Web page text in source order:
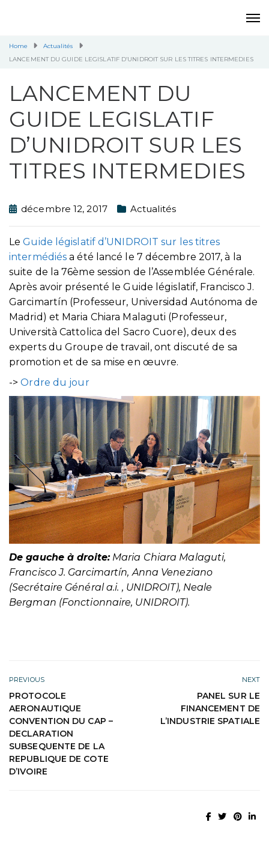
Home
Actualités
LANCEMENT DU GUIDE LEGISLATIF D’UNIDROIT SUR LES TITRES INTERMEDIES
LANCEMENT DU
GUIDE LEGISLATIF
D’UNIDROIT SUR LES
TITRES INTERMEDIES
décembre 12, 2017 Actualités
LeGuide législatif d’UNIDROIT sur les titres
intermédiés a été lancé le 7 décembre 2017, à la
suite de la 76ème session de l’Assemblée Générale.
Après avoir présenté le Guide législatif, Francisco J.
Garcimartín (Professeur, Universidad Autónoma de
Madrid) et Maria Chiara Malaguti (Professeur,
Università Cattolica del Sacro Cuore), deux des
experts du Groupe de travail, ont discuté de sa
promotion et de sa mise en œuvre.
->Ordre du jour
De gauche à droite:Maria Chiara Malaguti,
Francisco J. Garcimartín, Anna Veneziano
(Secrétaire Général a.i. , UNIDROIT), Neale
Bergman (Fonctionnaire, UNIDROIT).
PREVIOUS
PROTOCOLE
AERONAUTIQUE
CONVENTION DU CAP –
DECLARATION
SUBSEQUENTE DE LA
REPUBLIQUE DE COTE
D’IVOIRE
NEXT
PANEL SUR LE
FINANCEMENT DE
L’INDUSTRIE SPATIALE